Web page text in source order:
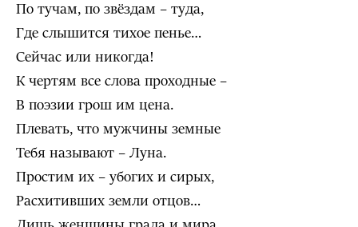
По тучам, по звёздам – туда,
Где слышится тихое пенье…
Сейчас или никогда!
К чертям все слова проходные –
В поэзии грош им цена.
Плевать, что мужчины земные
Тебя называют – Луна.
Простим их – убогих и сирых,
Расхитивших земли отцов…